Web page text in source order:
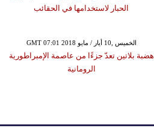
الحبار لاستخدامها في الحقائب
GMT 07:01 2018 الخميس ,10 أيار / مايو
هضبة بلاتين تعدّ جزءًا من عاصمة الإمبراطورية
الرومانية